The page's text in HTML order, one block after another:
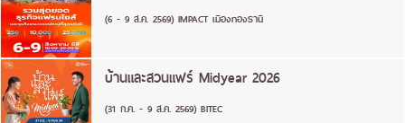
(6 - 9 ส.ค. 2569) IMPACT เมืองทองธานี
บ้านและสวนแฟร์ Midyear 2026
(31 ก.ค. - 9 ส.ค. 2569) BITEC